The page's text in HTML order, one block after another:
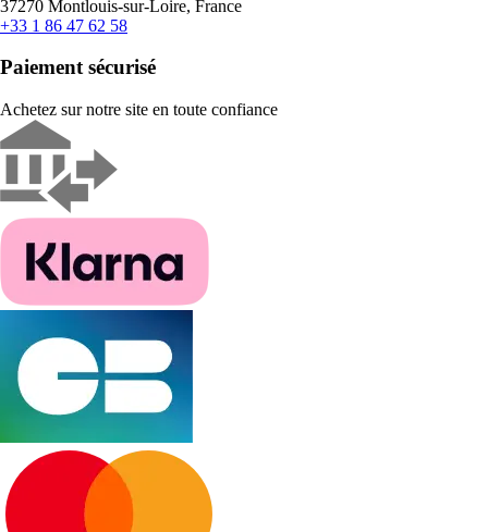
37270 Montlouis-sur-Loire, France
+33 1 86 47 62 58
Paiement sécurisé
Achetez sur notre site en toute confiance